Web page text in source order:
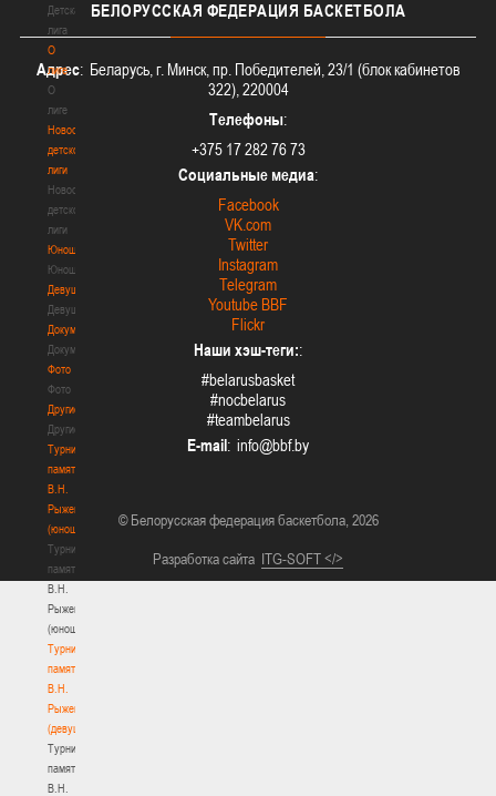
Детская
лига
О
лиге
О
лиге
Новости
детской
лиги
Новости
детской
лиги
Юноши
Юноши
Девушки
Девушки
Документы
Документы
Фото
Фото
Другие
Другие
Турнир
памяти
В.Н.
Рыженкова
(юноши)
Турнир
памяти
В.Н.
Рыженкова
(юноши)
Турнир
памяти
В.Н.
Рыженкова
(девушки)
Турнир
памяти
В.Н.
БЕЛОРУССКАЯ ФЕДЕРАЦИЯ БАСКЕТБОЛА
Адрес: Беларусь, г. Минск, пр. Победителей, 23/1 (блок кабинетов
322), 220004
Телефоны:
+375 17 282 76 73
Социальные медиа:
Facebook
VK.com
Twitter
Instagram
Telegram
Youtube BBF
Flickr
Наши хэш-теги::
#belarusbasket
#nocbelarus
#teambelarus
E-mail:
© Белорусская федерация баскетбола, 2026
Разработка сайта ITG-SOFT </>